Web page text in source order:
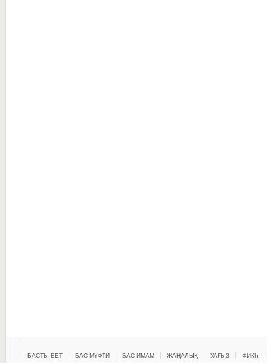
БАСТЫ БЕТ БАС МҮФТИ БАС ИМАМ ЖАҢАЛЫҚ УАҒЫЗ ФИҚҺ